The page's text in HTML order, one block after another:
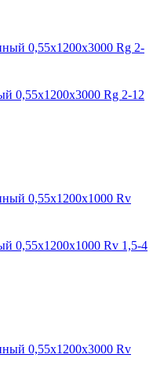
0,55х1200х3000 Rg 2-12
0,55х1200х1000 Rv 1,5-4